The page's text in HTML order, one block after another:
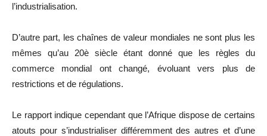
l’industrialisation.
D’autre part, les chaînes de valeur mondiales ne sont plus les
mêmes qu’au 20è siècle étant donné que les règles du
commerce mondial ont changé, évoluant vers plus de
restrictions et de régulations.
Le rapport indique cependant que l’Afrique dispose de certains
atouts pour s’industrialiser différemment des autres et d’une